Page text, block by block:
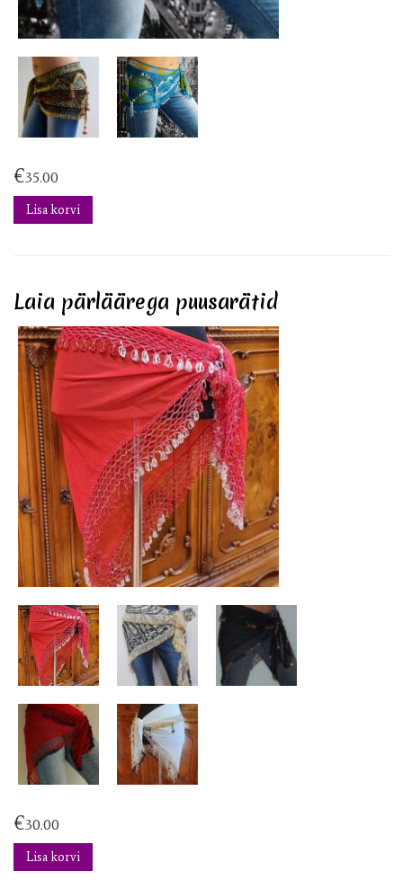
€35.00
Lisa korvi
Laia pärläärega puusarätid
€30.00
Lisa korvi